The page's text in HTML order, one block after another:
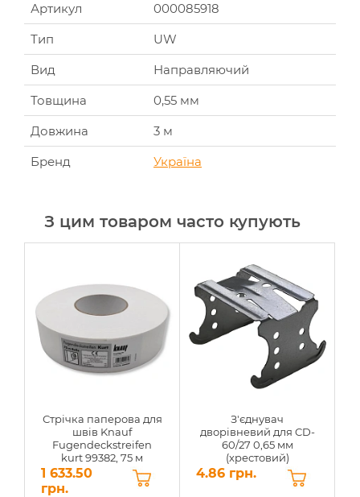
Артикул
000085918
Тип
UW
Вид
Направляючий
Товщина
0,55 мм
Довжина
3 м
Бренд
Україна
З цим товаром часто купують
Стрічка паперова для
швів Knauf
Fugendeckstreifen
kurt 99382, 75 м
1 633.50
грн.
З'єднувач
дворівневий для CD-
60/27 0,65 мм
(хрестовий)
4.86 грн.